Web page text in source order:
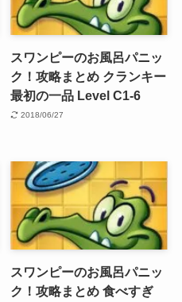
スワンピーのお風呂パニッ
ク！攻略まとめ クランキー
最初の一品 Level C1-6
2018/06/27
スワンピーのお風呂パニッ
ク！攻略まとめ 食べすぎ